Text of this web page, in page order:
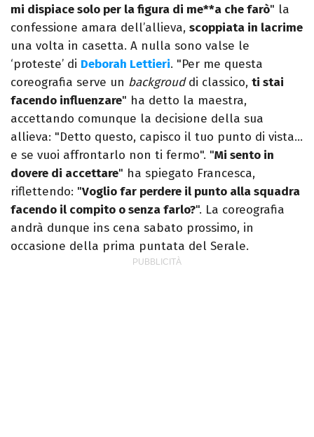
mi dispiace solo per la figura di me**a che farò" la
confessione amara dell’allieva, scoppiata in lacrime
una volta in casetta. A nulla sono valse le
‘proteste’ di Deborah Lettieri. "Per me questa
coreografia serve un backgrouddi classico, ti stai
facendo influenzare" ha detto la maestra,
accettando comunque la decisione della sua
allieva: "Detto questo, capisco il tuo punto di vista…
e se vuoi affrontarlo non ti fermo". "Mi sento in
dovere di accettare" ha spiegato Francesca,
riflettendo: "Voglio far perdere il punto alla squadra
facendo il compito o senza farlo?". La coreografia
andrà dunque ins cena sabato prossimo, in
occasione della prima puntata del Serale.